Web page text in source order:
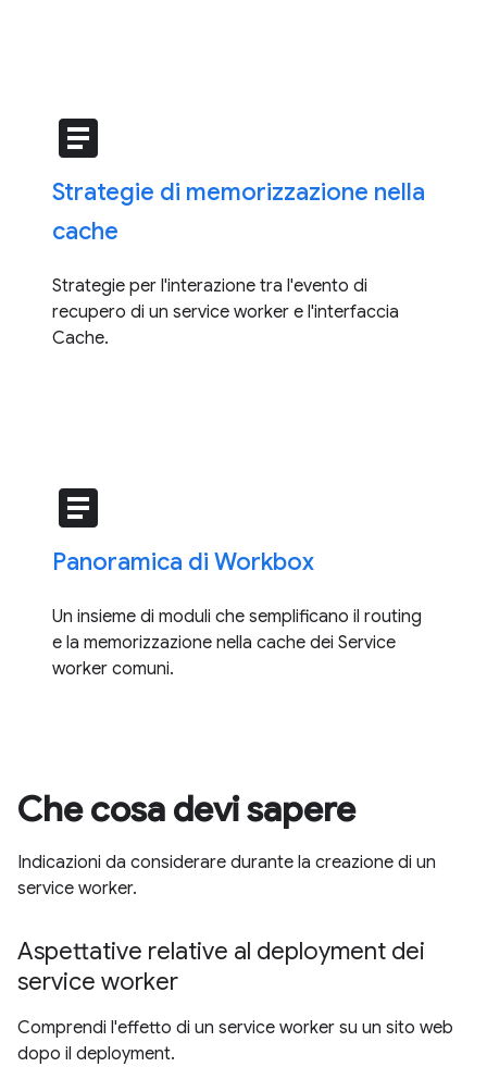
article
Strategie di memorizzazione nella
cache
Strategie per l'interazione tra l'evento di
recupero di un service worker e l'interfaccia
Cache.
article
Panoramica di Workbox
Un insieme di moduli che semplificano il routing
e la memorizzazione nella cache dei Service
worker comuni.
Che cosa devi sapere
Indicazioni da considerare durante la creazione di un
service worker.
Aspettative relative al deployment dei
service worker
Comprendi l'effetto di un service worker su un sito web
dopo il deployment.